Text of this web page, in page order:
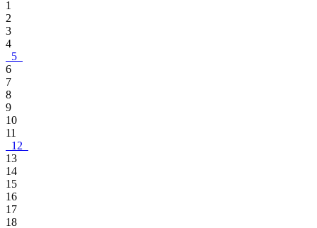
1
2
3
4
5
6
7
8
9
10
11
12
13
14
15
16
17
18